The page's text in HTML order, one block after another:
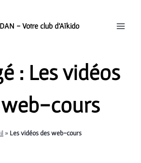
- Votre club d'Aïkido
: Les vidéos
web-cours
» Les vidéos des web-cours